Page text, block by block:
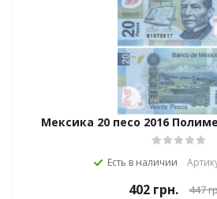
Мексика 20 песо 2016
Есть в наличии
402грн. 447